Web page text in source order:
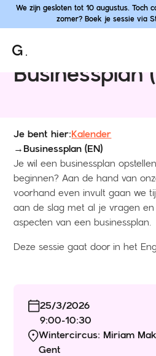
We zijn gesloten tot 10 augustus. Toch
zomer? Boek je sessie via
Businessplan
Je bent hier:Kalender
→ Businessplan (EN)
Je wil een businessplan
beginnen? Aan de hand van
voorhand even invult gaan we
aan de slag met al je vragen en
aspecten van een businessplan.
Deze sessie gaat door in het
25/3/2026
9:00-10:30
Wintercircus: Miriam
Gent